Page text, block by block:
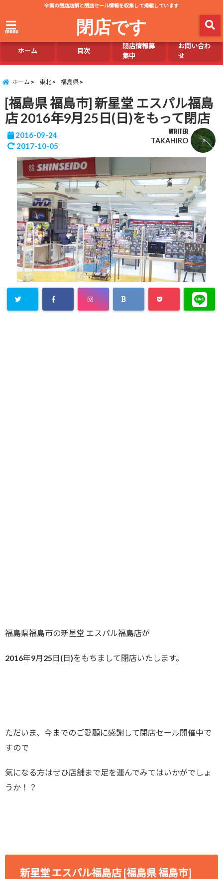
全国の閉店店舗と閉店セール情報を収集して掲載しています
menu 閉店です
ホーム 目次
閉店情報募
集中
お問い合わ
せ
ホーム 東北 福島県
[福島県 福島市] 新星堂 エスパル福島
店 2016年9月25日(日)をもって閉店
2016-09-24
2017-10-05
WRITER
TAKAHIRO
福島県福島市の新星堂 エスパル福島店が
2016年9月25日(日)をもちまして閉店いたします。
ただいま、今までのご愛顧に感謝して閉店セール開催中で
すので
気になる方はぜひ店舗まで足を運んでみてはいかがでしょ
うか！？
新星堂 エスパル福島店 [福島県 福島市]